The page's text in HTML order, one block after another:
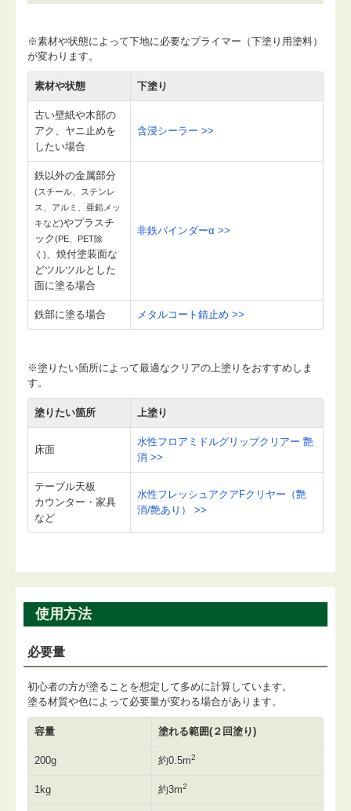
※素材や状態によって下地に必要なプライマー（下塗り用塗料）
が変わります。
素材や状態 下塗り
古い壁紙や木部の
アク、ヤニ止めを
したい場合
含浸シーラー >>
鉄以外の金属部分
(スチール、ステンレ
ス、アルミ、亜鉛メッ
キなど)やプラスチ
ック(PE、PET除
く)
、焼付塗装面な
どツルツルとした
面に塗る場合
非鉄バインダーα >>
鉄部に塗る場合 メタルコート錆止め >>
※塗りたい箇所によって最適なクリアの上塗りをおすすめしま
す。
塗りたい箇所 上塗り
床面
水性フロアミドルグリップクリアー 艶
消 >>
テーブル天板
カウンター・家具
など
水性フレッシュアクアFクリヤー（艶
消/艶あり） >>
使用方法
必要量
初心者の方が塗ることを想定して多めに計算しています。
塗る材質や色によって必要量が変わる場合があります。
容量 塗れる範囲(２回塗り)
200g 約0.5m2
1kg 約3m2